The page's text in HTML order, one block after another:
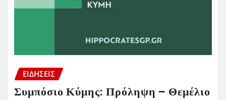
ΕΙΔΗΣΕΙΣ
Συμπόσιο Κύμης: Πρόληψη – Θεμέλιο